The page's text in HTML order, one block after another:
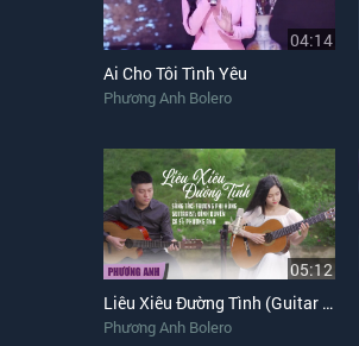
04:14
Ai Cho Tôi Tình Yêu
Phương Anh Bolero
05:12
Liêu Xiêu Đường Tình (Guitar Cover)
Phương Anh Bolero